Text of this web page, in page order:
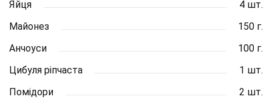
Яйця
4 шт.
Майонез
150 г.
Анчоуси
100 г.
Цибуля ріпчаста
1 шт.
Помідори
2 шт.